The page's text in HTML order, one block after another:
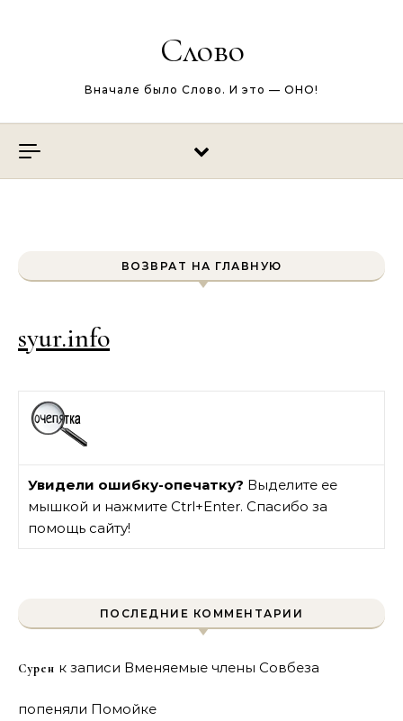
Слово
Вначале было Слово. И это — ОНО!
ВОЗВРАТ НА ГЛАВНУЮ
syur.info
Увидели ошибку-опечатку? Выделите ее
мышкой и нажмите Ctrl+Enter. Спасибо за
помощь сайту!
ПОСЛЕДНИЕ КОММЕНТАРИИ
Сурен к записи Вменяемые члены Совбеза
попеняли Помойке